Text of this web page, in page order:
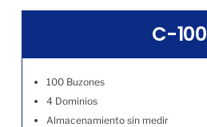
C-100
100 Buzones
4 Dominios
Almacenamiento sin medir